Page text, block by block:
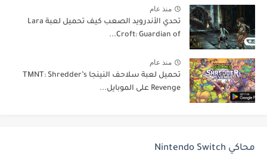
منذ عام
تحدي الأندرويد الصعب كيف تحميل لعبة Lara
Croft: Guardian of...
منذ عام
تحميل لعبة سلاحف النينجا TMNT: Shredder’s
Revenge على الموبايل...
محاكي Nintendo Switch